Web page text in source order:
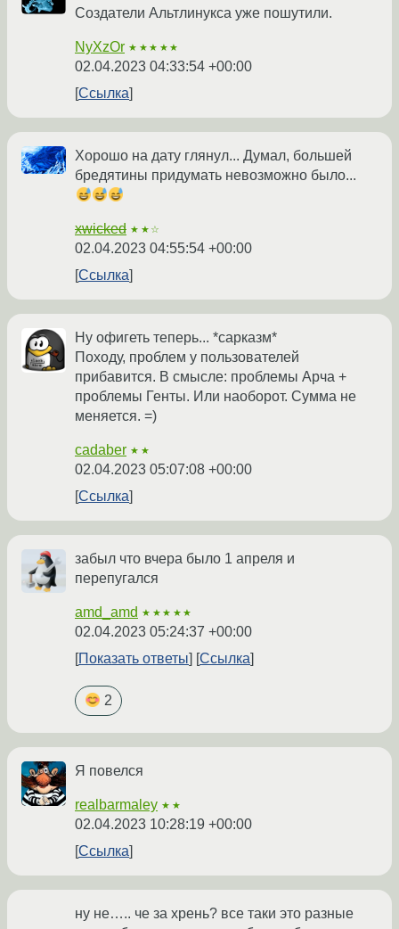
Создатели Альтлинукса уже пошутили.
NyXzOr ★★★★★
02.04.2023 04:33:54 +00:00
Ссылка
Хорошо на дату глянул... Думал, большей
бредятины придумать невозможно было...
xwicked ★★☆
02.04.2023 04:55:54 +00:00
Ссылка
Ну офигеть теперь... *сарказм*
Походу, проблем у пользователей
прибавится. В смысле: проблемы Арча +
проблемы Генты. Или наоборот. Сумма не
меняется. =)
cadaber ★★
02.04.2023 05:07:08 +00:00
Ссылка
забыл что вчера было 1 апреля и
перепугался
amd_amd ★★★★★
02.04.2023 05:24:37 +00:00
Показать ответы
Ссылка
2
Я повелся
realbarmaley ★★
02.04.2023 10:28:19 +00:00
Ссылка
ну не….. че за хрень? все таки это разные